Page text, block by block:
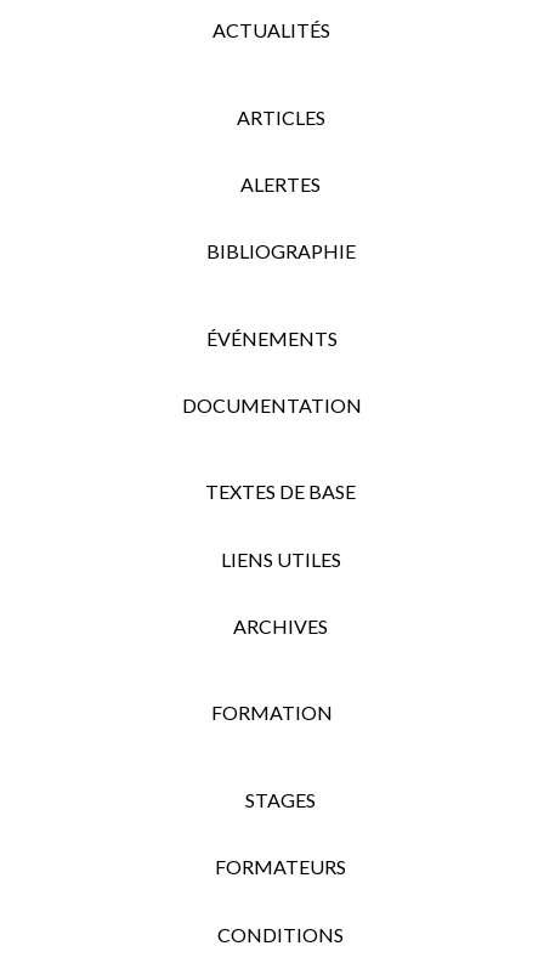
ACTUALITÉS
ARTICLES
ALERTES
BIBLIOGRAPHIE
ÉVÉNEMENTS
DOCUMENTATION
TEXTES DE BASE
LIENS UTILES
ARCHIVES
FORMATION
STAGES
FORMATEURS
CONDITIONS